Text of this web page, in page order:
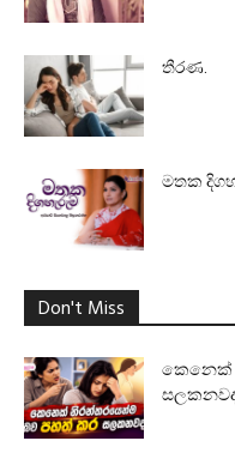
තීරණ.
මතක
Don't Miss
කෙනෙක්